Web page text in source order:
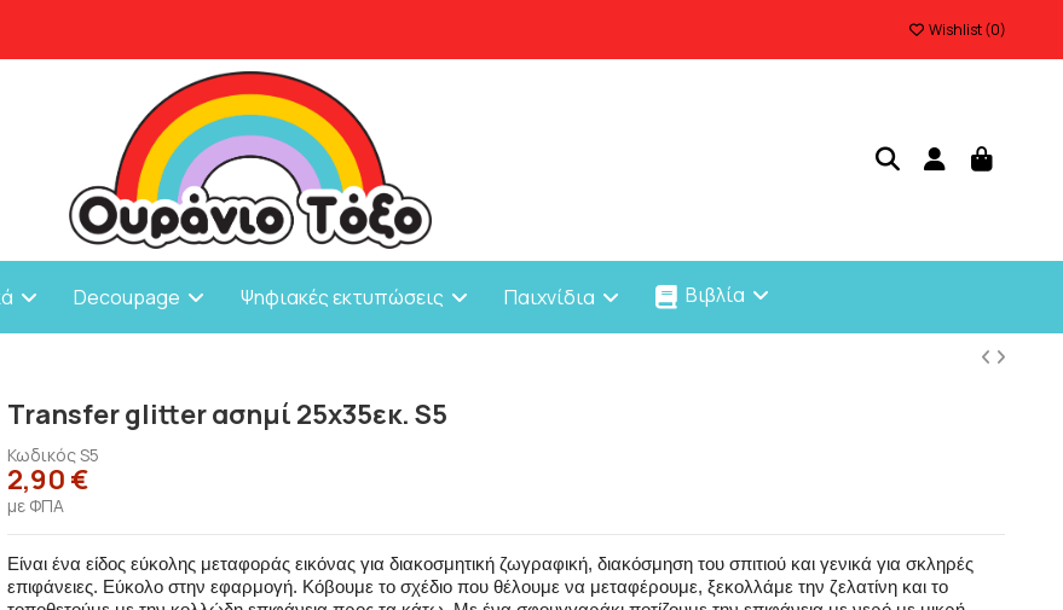
Wishlist (0)
Decoupage Ψηφιακές εκτυπώσεις Παιχνίδια Βιβλία
Transfer glitter ασημί 25χ35εκ. S5
ΚωδικόςS5
2,90 €
με ΦΠΑ
Είναι ένα είδος εύκολης μεταφοράς εικόνας για διακοσμητική ζωγραφική, διακόσμηση του σπιτιού και γενικά για σκληρές
επιφάνειες. Εύκολο στην εφαρμογή. Κόβουμε το σχέδιο που θέλουμε να μεταφέρουμε, ξεκολλάμε την ζελατίνη και το